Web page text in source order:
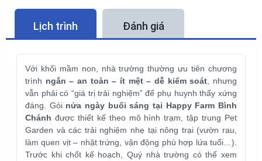
Lịch trình Đánh giá
Với khối mầm non, nhà trường thường ưu tiên chương
trình ngắn – an toàn – ít mệt – dễ kiểm soát , nhưng
vẫn phải có “giá trị trải nghiệm” để phụ huynh thấy xứng
đáng. Gói nửa ngày buổi sáng tại Happy Farm Bình
Chánh được thiết kế theo mô hình trạm, tập trung Pet
Garden và các trải nghiệm nhẹ tại nông trại (vườn rau,
làm quen vịt – nhặt trứng, vận động phù hợp lứa tuổi…).
Trước khi chốt kế hoạch, Quý nhà trường có thể xem